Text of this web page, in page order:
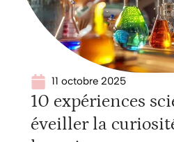
11 octobre 2025
10 expériences
éveiller la